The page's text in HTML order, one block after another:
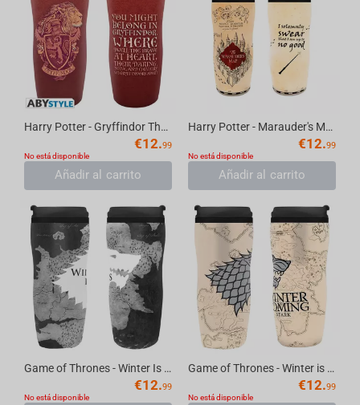
Harry Potter - Gryffindor Thermos Travel Mug, 355 ml
€12.99
No está disponible
Añadir al carrito
Harry Potter - Marauder's Map Thermos Travel Mug, 355 ml
€12.99
No está disponible
Añadir al carrito
Game of Thrones - Winter Is Here Thermos Travel Mug, 355 ml
€12.99
No está disponible
Game of Thrones - Winter is coming Thermos Travel Mug, 355 ml
€12.99
No está disponible